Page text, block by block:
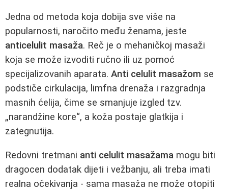
Jedna od metoda koja dobija sve više na
popularnosti, naročito među ženama, jeste
anticelulit masaža. Reč je o mehaničkoj masaži
koja se može izvoditi ručno ili uz pomoć
specijalizovanih aparata. Anti celulit masažom se
podstiče cirkulacija, limfna drenaža i razgradnja
masnih ćelija, čime se smanjuje izgled tzv.
„narandžine kore“, a koža postaje glatkija i
zategnutija.
Redovni tretmani anti celulit masažama mogu biti
dragocen dodatak dijeti i vežbanju, ali treba imati
realna očekivanja - sama masaža ne može otopiti